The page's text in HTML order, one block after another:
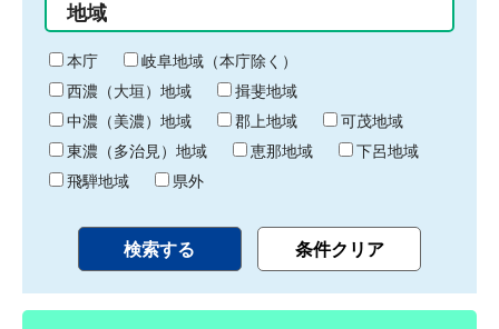
り
終
わ
り
地域
本庁
岐阜地域（本庁除く）
西濃（大垣）地域
揖斐地域
中濃（美濃）地域
郡上地域
可茂地域
東濃（多治見）地域
恵那地域
下呂地域
飛騨地域
県外